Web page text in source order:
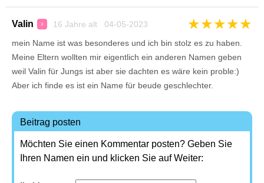
Valin ♀ 16 Jahre alt 04-05-2023 ★★★★★
mein Name ist was besonderes und ich bin stolz es zu haben.
Meine Eltern wollten mir eigentlich ein anderen Namen geben
weil Valin für Jungs ist aber sie dachten es wäre kein proble:)
Aber ich finde es ist ein Name für beude geschlechter.
Beitrag posten
Möchten Sie einen Kommentar posten? Geben Sie
Ihren Namen ein und klicken Sie auf Weiter: